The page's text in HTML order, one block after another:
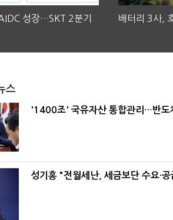
성장…SKT 2분기
배터리 3사,
스
'1400조' 국유자산 통합관리…반도
성기홍 "전월세난, 세금보단 수요·